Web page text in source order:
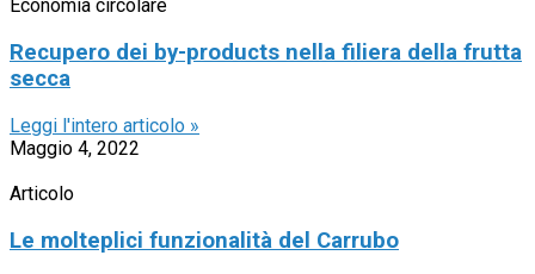
Economia circolare
Recupero dei by-products nella filiera della frutta
secca
Leggi l'intero articolo »
Maggio 4, 2022
Articolo
Le molteplici funzionalità del Carrubo